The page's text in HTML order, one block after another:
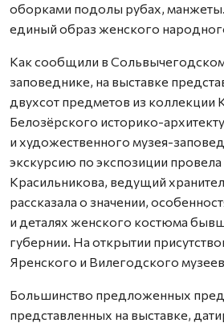
оборками подолы рубах,
единый образ женского
Как сообщили в
заповеднике, на выставке
двухсот предметов из коллекции
Белозёрского историко-
и художественного музея-
экскурсию по экспозиции провела
Красильникова, ведущий
рассказала о значении,
и деталях женского костюма
губернии. На открытии
Яренского и Вилегодского
Большинство предложенных
представленных на выставке,